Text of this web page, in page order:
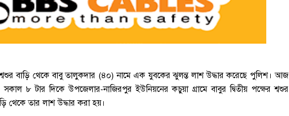
বাড়ি থেকে বাবু তালুকদার (৪০) নামে এক যুবকের ঝুলন্ত লাশ উদ্ধার করেছে পুলিশ। আজ
সকাল ৮ টার দিকে উপজেলার-নাজিরপুর ইউনিয়নের কচুয়া গ্রামে বাবুর দ্বিতীয় পক্ষের শ্বশুর
থেকে তার লাশ উদ্ধার করা হয়।